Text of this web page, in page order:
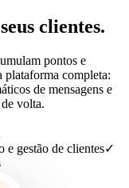
seus clientes.
pontos e
plataforma completa:
de mensagens e
volta.
e gestão de clientes✓